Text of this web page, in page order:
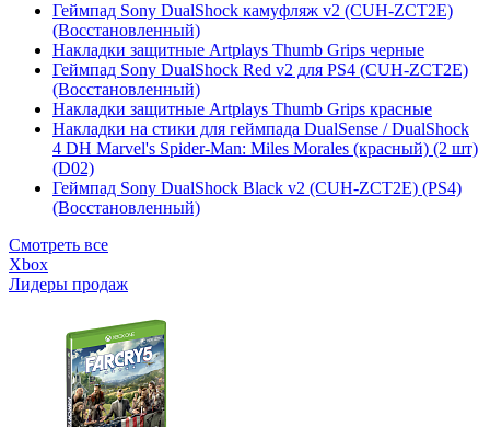
Геймпад Sony DualShock камуфляж v2 (CUH-ZCT2E)
(Восстановленный)
Накладки защитные Artplays Thumb Grips черные
Геймпад Sony DualShock Red v2 для PS4 (CUH-ZCT2E)
(Восстановленный)
Накладки защитные Artplays Thumb Grips красные
Накладки на стики для геймпада DualSense / DualShock
4 DH Marvel's Spider-Man: Miles Morales (красный) (2 шт)
(D02)
Геймпад Sony DualShock Black v2 (CUH-ZCT2E) (PS4)
(Восстановленный)
Смотреть все
Xbox
Лидеры продаж